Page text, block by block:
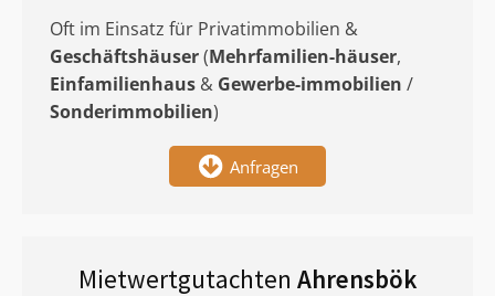
Oft im Einsatz für Privatimmobilien &
Geschäftshäuser(Mehrfamilien-häuser,
Einfamilienhaus & Gewerbe-immobilien /
Sonderimmobilien)
Anfragen
Mietwertgutachten Ahrensbök